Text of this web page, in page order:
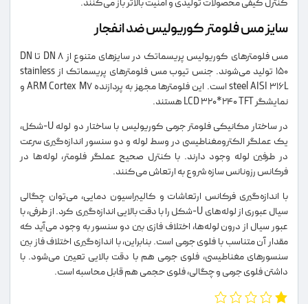
سایز مس فلومتر کوریولیس ضد انفجار
مس فلومترهای کوریولیس پریسماتک در سایزهای متنوع از DN 8 تا DN
150 تولید می‌شوند. جنس تیوب مس فلومترهای پریسماتک از stainless
steel AISI 316L است. این فلومترها مجهز به پردازنده ARM Cortex M7 و
نمایشگر LCD 320*240 TFT هستند.
در ساختار مکانیکی فلومتر جرمی کوریولیس با ساختار دو لوله U-شکل،
یک عملگر الکترومغناطیسی در وسط لوله و دو سنسور اندازه‌گیری سرعت
در طرفین لوله وجود دارند. با کنترل صحیح عملگر فلومتر، لوله‌ها در
فرکانس رزونانس سازه شروع به ارتعاش می‌کنند.
با اندازه‌گیری فرکانس ارتعاشات و کالیبراسیون دمایی، می‌توان چگالی
سیال عبوری از لوله‌های U-شکل را با دقت بالایی اندازه‌گیری کرد. از طرفی، با
عبور سیال از درون لوله‌ها، اختلاف فازی بین دو سنسور به وجود می‌آید که
مقدار آن متناسب با فلوی جرمی است. بنابراین، با اندازه‌گیری اختلاف فاز بین
سنسورهای مغناطیسی، فلوی جرمی هم با دقت بالایی تعیین می‌شود. با
داشتن فلوی جرمی و چگالی، فلوی حجمی هم قابل محاسبه است.